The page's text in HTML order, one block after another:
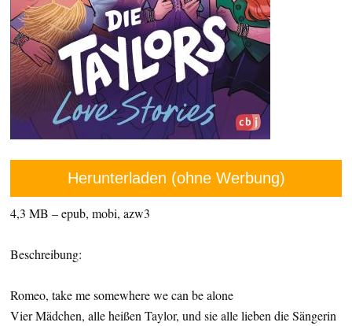
Herunterladen (ohne Werbung)
4,3 MB – epub, mobi, azw3
Beschreibung:
Romeo, take me somewhere we can be alone
Vier Mädchen, alle heißen Taylor, und sie alle lieben die Sängerin